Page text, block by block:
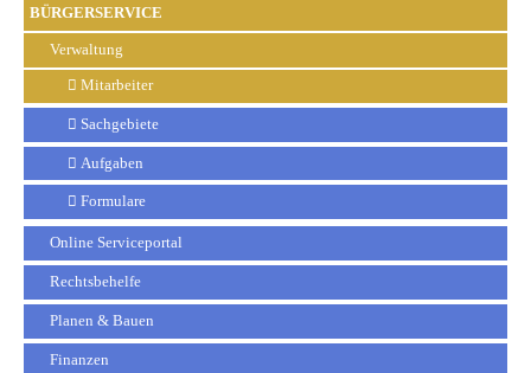
BÜRGERSERVICE
Verwaltung
Mitarbeiter
Sachgebiete
Aufgaben
Formulare
Online Serviceportal
Rechtsbehelfe
Planen & Bauen
Finanzen